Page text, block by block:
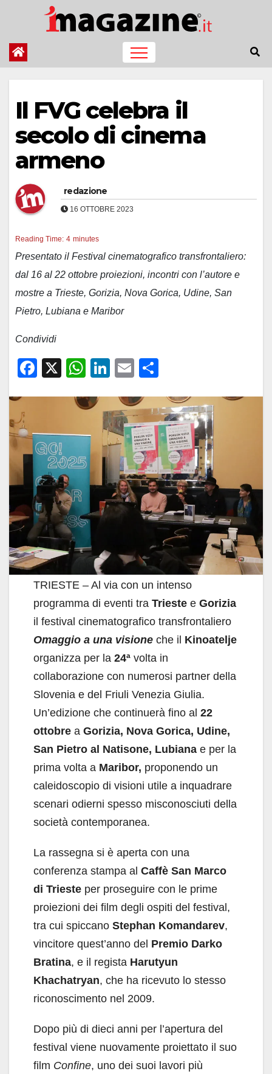
contenuto
Il FVG celebra il
secolo di cinema
armeno
redazione
16 OTTOBRE 2023
Reading Time: 4 minutes
Presentato il Festival cinematografico transfrontaliero:
dal 16 al 22 ottobre proiezioni, incontri con l’autore e
mostre a Trieste, Gorizia, Nova Gorica, Udine, San
Pietro, Lubiana e Maribor
Condividi
F
b
o
o
k
X
W
at
A
p
p
Li
k
e
dI
n
E
ail n
di
vi
di
TRIESTE – Al via con un intenso
programma di eventi tra Trieste e Gorizia
il festival cinematografico transfrontaliero
Omaggio a una visione che il Kinoatelje
organizza per la 24ª volta in
collaborazione con numerosi partner della
Slovenia e del Friuli Venezia Giulia.
Un’edizione che continuerà fino al 22
ottobre a Gorizia, Nova Gorica, Udine,
San Pietro al Natisone, Lubiana e per la
prima volta a Maribor, proponendo un
caleidoscopio di visioni utile a inquadrare
scenari odierni spesso misconosciuti della
società contemporanea.
La rassegna si è aperta con una
conferenza stampa al Caffè San Marco
di Trieste per proseguire con le prime
proiezioni dei film degli ospiti del festival,
tra cui spiccano Stephan Komandarev,
vincitore quest’anno del Premio Darko
Bratina, e il regista Harutyun
Khachatryan, che ha ricevuto lo stesso
riconoscimento nel 2009.
Dopo più di dieci anni per l’apertura del
festival viene nuovamente proiettato il suo
film Confine, uno dei suoi lavori più